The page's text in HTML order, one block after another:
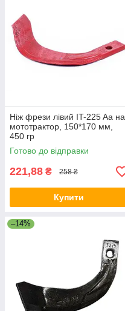
Ніж фрези лівий IT-225 Aa на
мототрактор, 150*170 мм,
450 гр
Готово до відправки
221,88 ₴ 258 ₴
Купити
–14%